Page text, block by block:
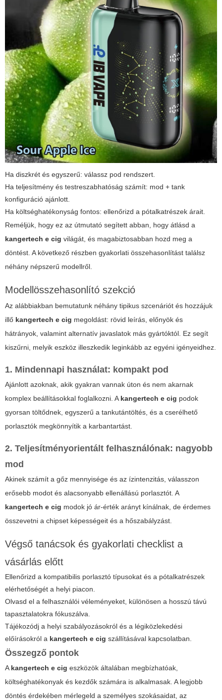
Ha diszkrét és egyszerű: válassz pod rendszert.
Ha teljesítmény és testreszabhatóság számít: mod + tank
konfiguráció ajánlott.
Ha költséghatékonyság fontos: ellenőrizd a pótalkatrészek árait.
Reméljük, hogy ez az útmutató segített abban, hogy átlásd a
kangertech e cig világát, és magabiztosabban hozd meg a
döntést. A következő részben gyakorlati összehasonlítást találsz
néhány népszerű modellről.
Modellösszehasonlító szekció
Az alábbiakban bemutatunk néhány tipikus szcenáriót és hozzájuk
illő kangertech e cig megoldást: rövid leírás, előnyök és
hátrányok, valamint alternatív javaslatok más gyártóktól. Ez segít
kiszűrni, melyik eszköz illeszkedik leginkább az egyéni igényeidhez.
1. Mindennapi használat: kompakt pod
Ajánlott azoknak, akik gyakran vannak úton és nem akarnak
komplex beállításokkal foglalkozni. A kangertech e cig podok
gyorsan töltődnek, egyszerű a tankutántöltés, és a cserélhető
porlasztók megkönnyítik a karbantartást.
2. Teljesítményorientált felhasználónak: nagyobb
mod
Akinek számít a gőz mennyisége és az ízintenzitás, válasszon
erősebb modot és alacsonyabb ellenállású porlasztót. A
kangertech e cig modok jó ár-érték arányt kínálnak, de érdemes
összevetni a chipset képességeit és a hőszabályzást.
Végső tanácsok és gyakorlati checklist a
vásárlás előtt
Ellenőrizd a kompatibilis porlasztó típusokat és a pótalkatrészek
elérhetőségét a helyi piacon.
Olvasd el a felhasználói véleményeket, különösen a hosszú távú
tapasztalatokra fókuszálva.
Tájékozódj a helyi szabályozásokról és a légiközlekedési
előírásokról a kangertech e cig szállításával kapcsolatban.
Összegző pontok
A kangertech e cig eszközök általában megbízhatóak,
költséghatékonyak és kezdők számára is alkalmasak. A legjobb
döntés érdekében mérlegeld a személyes szokásaidat, az